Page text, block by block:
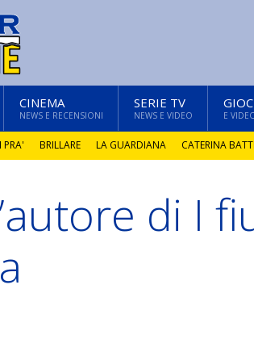
CINEMA
NEWS E RECENSIONI
SERIE TV
NEWS E VIDEO E
PRA' BRILLARE LA GUARDIANA CATERINA
di I